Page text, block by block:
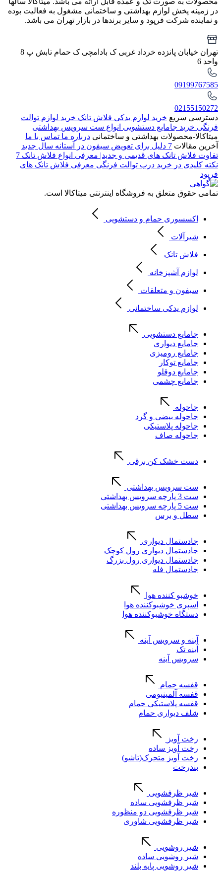
در زمینه پخش لوازم بهداشتی و ساختمانی مشغول به فعالیت بوده
و نماینده شرکت فرپود و سایر برندها در بازار تهران می باشد.
تهران خیابان پانزده خرداد غربی ک بادامچی ک حمام تابش پ 8
واحد 6
09199767585
02155150272
دسترسی سریع خرید لوازم یدکی فلاش تانک خرید لوازم توالت
فرنگی خرید جامایع دستشویی انواع ست سرویس بهداشتی
میتاکالا-محصولات بهداشتی و ساختمانی درباره ما تماس با ما
آخرین مقالات 7 دلیل برای تعویض سیفون در آستانه سال جدید
تفاوت فلاش تانک های قدیمی و جدید| معرفی انواع فلاش تانک 7
نکته کلیدی در خرید درب توالت فرنگی معرفی فلاش تانک های
فرپود
تمامی حقوق متعلق به فروشگاه اینترنتی میتاکالا است.
اکسسوری حمام و دستشویی
شیرآلات
فلاش تانک
لوازم آشپزخانه
سیفون و متعلقات
لوازم یدکی ساختمانی
جامایع دستشویی
جامایع دیواری
جامایع رومیزی
جامایع توکار
جامایع دوقلو
جامایع چشمی
جاحوله
جاحوله بیضی و گرد
جاحوله پلاستیکی
جاحوله صاف
دست خشک کن برقی
ست سرویس بهداشتی
ست 3 پارچه سرویس بهداشتی
ست 5 پارچه سرویس بهداشتی
سطل و برس
جادستمال دیواری
جادستمال دیواری رول کوچک
جادستمال دیواری رول بزرگ
جادستمال فله
خوشبو کننده هوا
اسپری خوشبوکننده هوا
دستگاه خوشبوکننده هوا
آینه و سرویس آینه
آینه تک
سرویس آینه
قفسه حمام
قفسه آلمینیومی
قفسه پلاستیکی حمام
شلف دیواری حمام
رخت آویز
رخت آویز ساده
رخت آویز متحرک(تاشو)
بندرخت
شیر ظرفشویی
شیر ظرفشویی ساده
شیر ظرفشویی دو منظوره
شیر ظرفشویی شاوری
شیر روشویی
شیر روشویی ساده
شیر روشویی پایه بلند